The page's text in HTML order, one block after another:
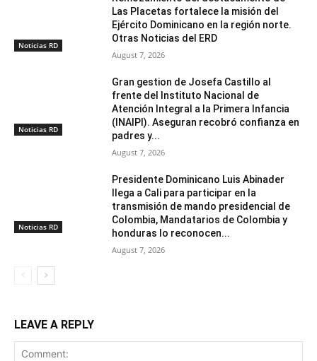
Noticias RD
Las Placetas fortalece la misión del
Ejército Dominicano en la región norte.
Otras Noticias del ERD
August 7, 2026
Noticias RD
Gran gestion de Josefa Castillo al
frente del Instituto Nacional de
Atención Integral a la Primera Infancia
(INAIPI). Aseguran recobró confianza en
padres y...
August 7, 2026
Noticias RD
Presidente Dominicano Luis Abinader
llega a Cali para participar en la
transmisión de mando presidencial de
Colombia, Mandatarios de Colombia y
honduras lo reconocen...
August 7, 2026
LEAVE A REPLY